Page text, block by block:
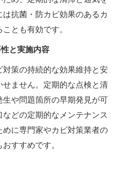
抗菌・防カビ効果のあるカ
とも有効です。
と実施内容
策の持続的な効果維持と安
ません。定期的な点検と清
や問題箇所の早期発見が可
どの定期的なメンテナンス
めに専門家やカビ対策業者の
すすめです。